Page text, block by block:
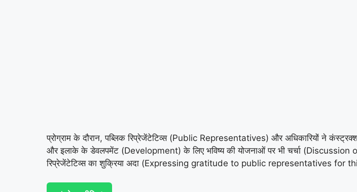
प्रोग्राम के दौरान, पब्लिक रिप्रेजेंटेटिव्स (Public Representatives) और अधिकारियों ने
और इलाके के डेवलपमेंट (Development) के लिए भविष्य की योजनाओं पर भी चर्चा
रिप्रेजेंटेटिव्स का शुक्रिया अदा (Expressing gratitude to public representatives for